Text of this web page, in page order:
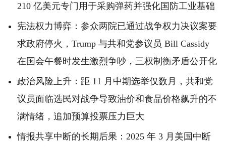
210 亿美元专门用于采购弹药并强化国防工业基础
宪法权力博弈：参众两院已通过战争权力决议案要
求政府停火，Trump 与共和党参议员 Bill Cassidy
在国会午餐时发生激烈争吵，三权制衡矛盾公开化
政治风险上升：距 11 月中期选举仅数月，共和党
议员面临选民对战争导致油价和食品价格飙升的不
满情绪，追加预算投票压力巨大
情报共享中断的长期后果：2025 年 3 月美国中断